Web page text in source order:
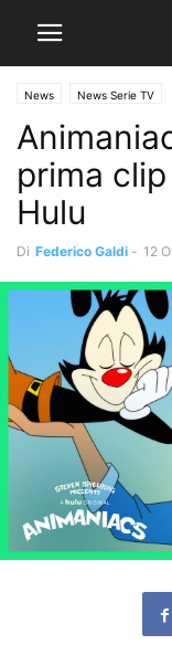
News News Serie TV
prima
Hulu
Di Federico Galdi - 12